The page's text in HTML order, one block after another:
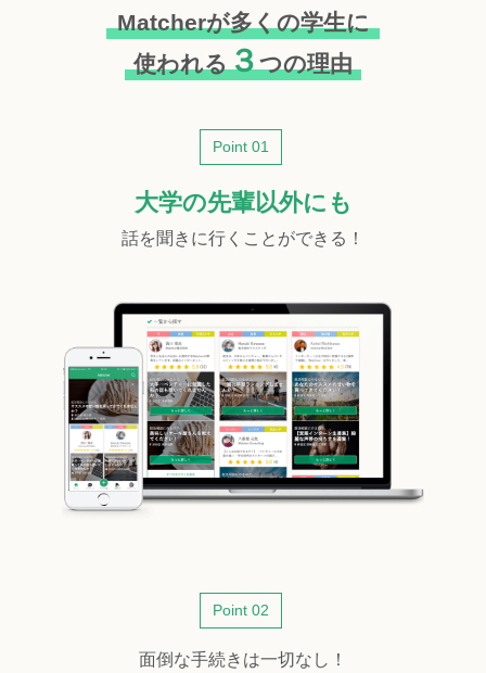
Matcherが多くの学生に
使われる３つの理由
Point 01
大学の先輩以外にも
話を聞きに行くことができる！
Point 02
面倒な手続きは一切なし！